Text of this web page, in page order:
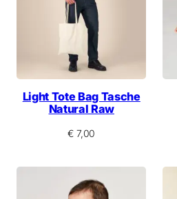
Light Tote Bag Tasche
Natural Raw
€ 7,00